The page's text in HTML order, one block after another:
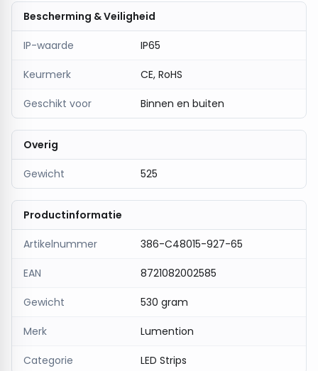
Bescherming & Veiligheid
IP-waarde IP65
Keurmerk CE, RoHS
Geschikt voor Binnen en buiten
Overig
Gewicht 525
Productinformatie
Artikelnummer 386-C48015-927-65
EAN 8721082002585
Gewicht 530 gram
Merk Lumention
Categorie LED Strips